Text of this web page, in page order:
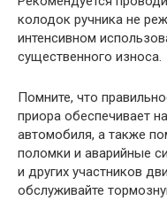
колодок ручника не
интенсивном
существенного износа.
Помните, что
приора обеспечивает
автомобиля, а также
поломки и аварийные
и других участников
обслуживайте